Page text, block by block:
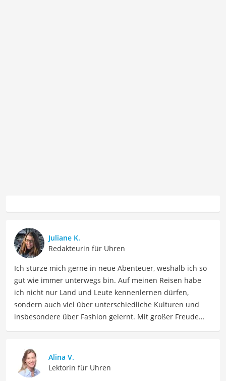
Juliane K.
Redakteurin für Uhren
Ich stürze mich gerne in neue Abenteuer, weshalb ich so
gut wie immer unterwegs bin. Auf meinen Reisen habe
ich nicht nur Land und Leute kennenlernen dürfen,
sondern auch viel über unterschiedliche Kulturen und
insbesondere über Fashion gelernt. Mit großer Freude
teilen. Meine Beiträge umfassen Modetrends,
Stylingtipps, Produktbewertungen und Modeinspirationen
für verschiedene Anlässe.
Alina V.
Lektorin für Uhren